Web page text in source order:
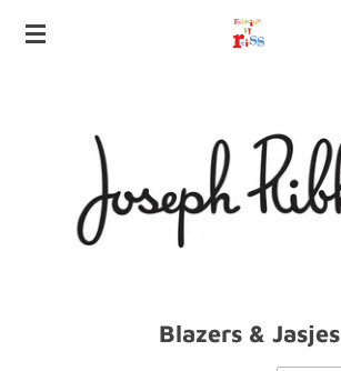
Ga
hoofdinhoud
Blazers & Jasjes